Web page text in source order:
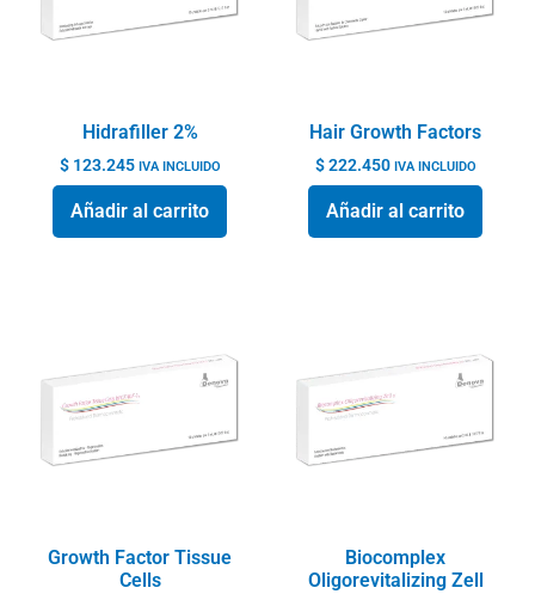
Hidrafiller 2%
$123.245 IVA INCLUIDO
Añadir al carrito
Hair Growth Factors
$222.450 IVA INCLUIDO
Añadir al carrito
Growth Factor Tissue
Cells
Biocomplex
Oligorevitalizing Zell